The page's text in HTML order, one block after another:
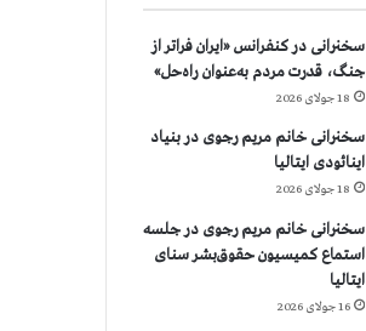
سخنرانی در کنفرانس «ایران فراتر از
جنگ، قدرت مردم به‌عنوان راه‌حل»
18 جولای 2026
سخنرانی خانم مریم رجوی در بنیاد
اینائودی ایتالیا
18 جولای 2026
سخنرانی خانم مریم رجوی در جلسه
استماع کمیسیون حقوق‌بشر سنای
ایتالیا
16 جولای 2026